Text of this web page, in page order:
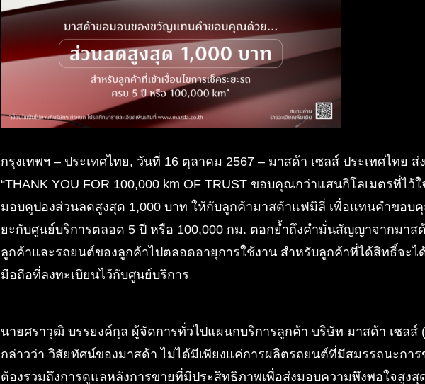
กรุงเทพฯ – ประเทศไทย, วันที่ 16 ตุลาคม 2567 – มาสด้า เซลส์ ประเทศไทย
“THANK YOU FOR 100,000 km OF TRUST ขอบคุณกว่าแสนกิโลเมตรที่ไว้
มอบคูปองส่วนลดสูงสุด 1,000 บาท ให้กับลูกค้ามาสด้าแฟมิลี่ เพื่อแทนคำขอบคุ
ยะกับศูนย์บริการตลอด 5 ปี หรือ 100,000 กม. ตอกย้ำถึงคำมั่นสัญญาจากมาส
ลูกค้าและรถยนต์ของลูกค้าไปตลอดอายุการใช้งาน สำหรับลูกค้าที่ได้สิทธิ์จะไ
มือถือที่ลงทะเบียนไว้กับศูนย์บริการ
นายศราวุฒิ บรรยงค์กุล ผู้จัดการทั่วไปแผนกบริการลูกค้า บริษัท มาสด้า เซลส์
กล่าวว่า วิสัยทัศน์ของมาสด้า ไม่ได้มีเพียงแค่การผลิตรถยนต์ที่มีสมรรถนะกา
ต้องรวมถึงการดูแลหลังการขายที่มีประสิทธิภาพเพื่อส่งมอบความพึงพอใจสูงสุ